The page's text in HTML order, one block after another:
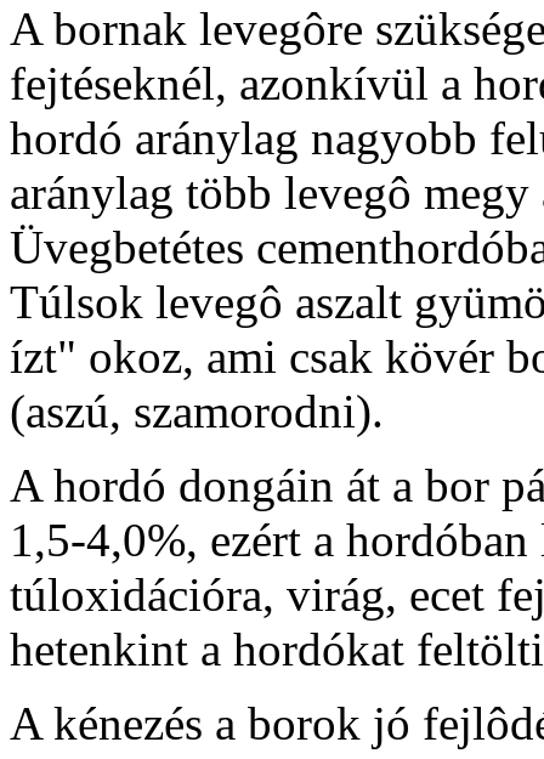
A bornak levegôre
fejtéseknél, azonkívül a
hordó aránylag nagyobb
aránylag több levegô megy
Üvegbetétes
Túlsok levegô aszalt
ízt" okoz, ami csak kövér
(aszú, szamorodni).
A hordó dongáin át a bor
1,5-4,0%, ezért a
túloxidációra, virág, ecet
hetenkint a hordókat
A kénezés a borok jó